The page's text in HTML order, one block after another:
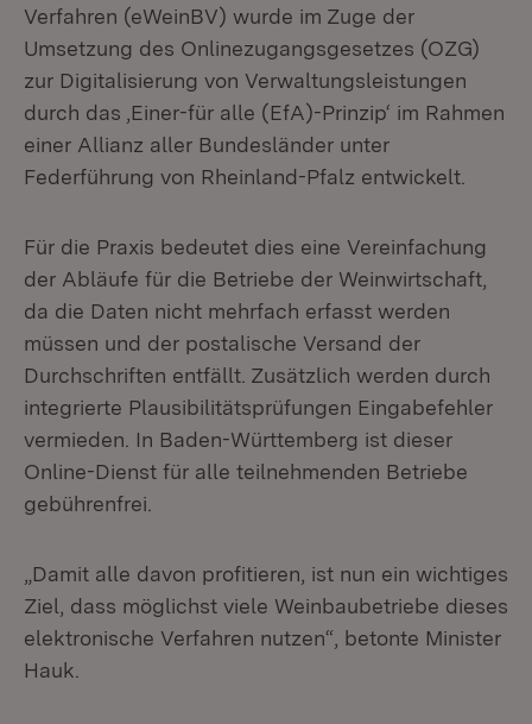
Verfahren (eWeinBV) wurde im Zuge der
Umsetzung des Onlinezugangsgesetzes (OZG)
zur Digitalisierung von Verwaltungsleistungen
durch das ,Einer-für alle (EfA)-Prinzip‘ im Rahmen
einer Allianz aller Bundesländer unter
Federführung von Rheinland-Pfalz entwickelt.
Für die Praxis bedeutet dies eine Vereinfachung
der Abläufe für die Betriebe der Weinwirtschaft,
da die Daten nicht mehrfach erfasst werden
müssen und der postalische Versand der
Durchschriften entfällt. Zusätzlich werden durch
integrierte Plausibilitätsprüfungen Eingabefehler
vermieden. In Baden-Württemberg ist dieser
Online-Dienst für alle teilnehmenden Betriebe
gebührenfrei.
„Damit alle davon profitieren, ist nun ein wichtiges
Ziel, dass möglichst viele Weinbaubetriebe dieses
elektronische Verfahren nutzen“, betonte Minister
Hauk.